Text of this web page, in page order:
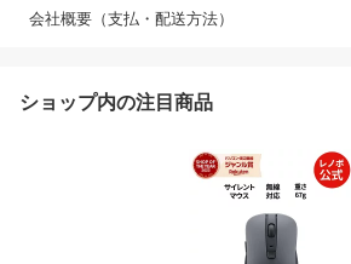
会社概要（支払・配送方法）
ショップ内の注目商品